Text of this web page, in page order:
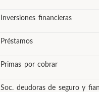
Inversiones financieras
Préstamos
Primas por cobrar
Soc. deudoras de seguro y